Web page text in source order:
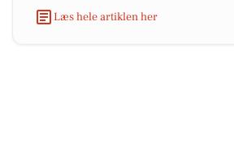
Læs hele artiklen her